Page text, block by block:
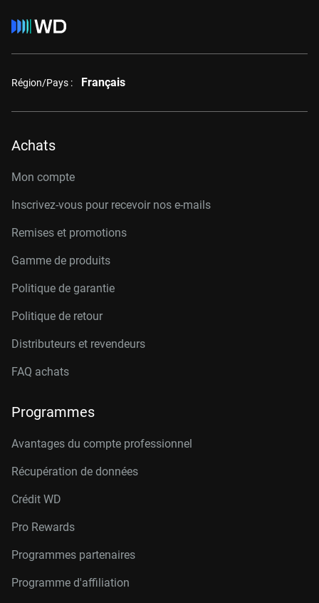
Région/Pays : Français
Achats
Mon compte
Inscrivez-vous pour recevoir nos e-mails
Remises et promotions
Gamme de produits
Politique de garantie
Politique de retour
Distributeurs et revendeurs
FAQ achats
Programmes
Avantages du compte professionnel
Récupération de données
Crédit WD
Pro Rewards
Programmes partenaires
Programme d'affiliation